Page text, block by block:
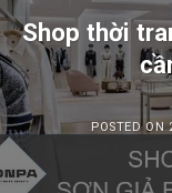
Shop thời
POSTED ON